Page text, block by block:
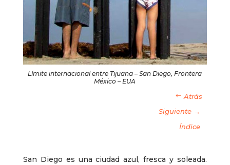
Límite internacional entre Tijuana – San Diego, Frontera
México – EUA
Atrás
Siguiente →
Índice
San Diego es una ciudad azul, fresca y soleada.